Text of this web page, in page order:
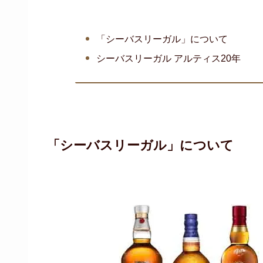
「シーバスリーガル」について
シーバスリーガル アルティス20年
「シーバスリーガル」について